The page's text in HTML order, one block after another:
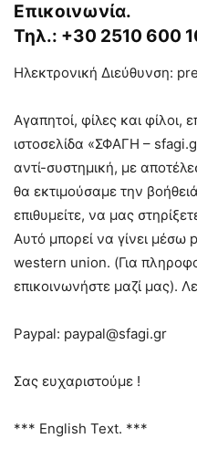
Επικοινωνία.
Τηλ.: +30 2510 600
Ηλεκτρονική Διεύθυνση:
Αγαπητοί, φίλες και φίλοι,
ιστοσελίδα «ΣΦΑΓΗ –
αντί-συστημική, με
θα εκτιμούσαμε την
επιθυμείτε, να μας
Αυτό μπορεί να γίνει μέσω
western union. (Για
επικοινωνήστε μαζί μας).
Paypal: paypal@sfagi.gr
Σας ευχαριστούμε !
*** English Text. ***